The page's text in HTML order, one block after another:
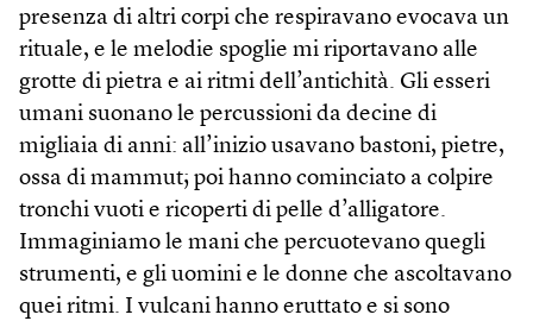
presenza di altri corpi che respiravano evocava un
rituale, e le melodie spoglie mi riportavano alle
grotte di pietra e ai ritmi dell’antichità. Gli esseri
umani suonano le percussioni da decine di
migliaia di anni: all’inizio usavano bastoni, pietre,
ossa di mammut; poi hanno cominciato a colpire
tronchi vuoti e ricoperti di pelle d’alligatore.
Immaginiamo le mani che percuotevano quegli
strumenti, e gli uomini e le donne che ascoltavano
quei ritmi. I vulcani hanno eruttato e si sono